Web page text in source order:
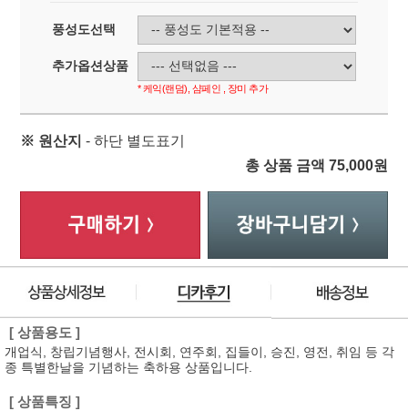
풍성도선택
추가옵션상품
* 케익(랜덤), 샴페인 , 장미 추가
※ 원산지 - 하단 별도표기
총 상품 금액 75,000원
[ 상품용도 ]
개업식, 창립기념행사, 전시회, 연주회, 집들이, 승진, 영전, 취임 등 각
종 특별한날을 기념하는 축하용 상품입니다.
[ 상품특징 ]